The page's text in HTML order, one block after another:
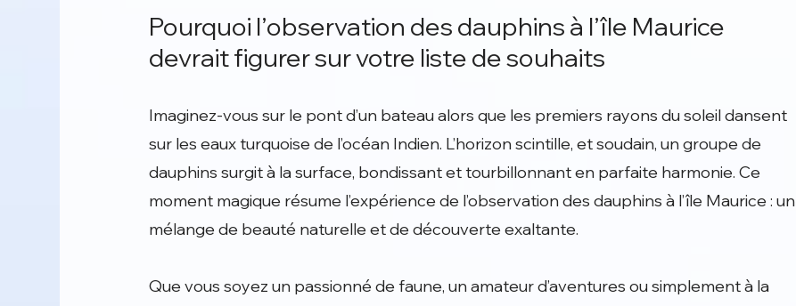
Pourquoi l’observation des dauphins à l’île Maurice
devrait figurer sur votre liste de souhaits
Imaginez-vous sur le pont d’un bateau alors que les premiers rayons du soleil dansent
sur les eaux turquoise de l’océan Indien. L’horizon scintille, et soudain, un groupe de
dauphins surgit à la surface, bondissant et tourbillonnant en parfaite harmonie. Ce
moment magique résume l’expérience de l’observation des dauphins à l’île Maurice : un
mélange de beauté naturelle et de découverte exaltante.
Que vous soyez un passionné de faune, un amateur d’aventures ou simplement à la